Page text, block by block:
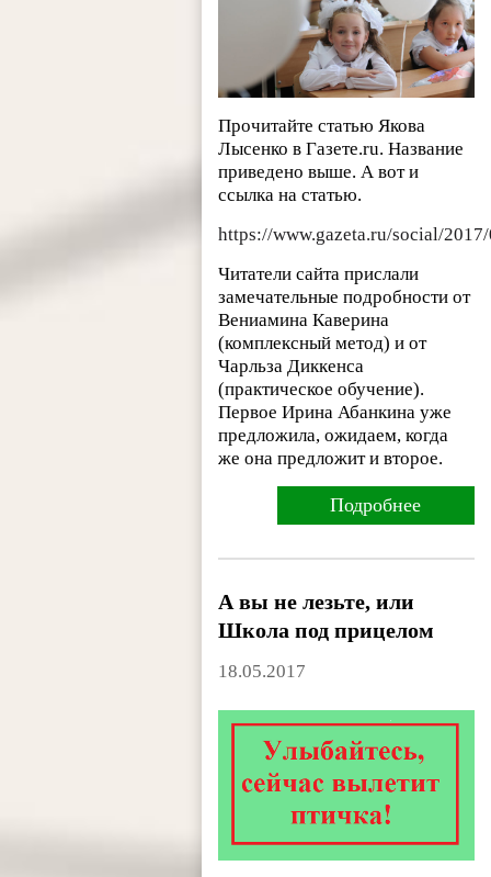
Прочитайте статью Якова
Лысенко в Газете.ru. Название
приведено выше. А вот и
ссылка на статью.
https://www.gazeta.ru/social/
Читатели сайта прислали
замечательные подробности от
Вениамина Каверина
(комплексный метод) и от
Чарльза Диккенса
(практическое обучение).
Первое Ирина Абанкина уже
предложила, ожидаем, когда
же она предложит и второе.
Подробнее
А вы не лезьте, или
Школа под прицелом
18.05.2017